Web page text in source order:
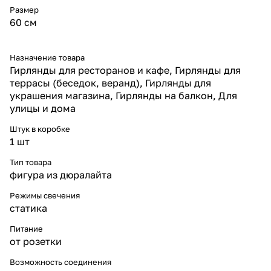
аккуратность на фасадах и в
снегу.
применения.
* Соединяемость —
возможность объединять
снежинки в большие
композиции.
* Срок службы светодиодов до
энергопотребление.
Надёжность и защита
создана для эксплуатации в
российских климатических
снегу, дождю и перепадам
температур, сохраняя яркость
морозах. Прочная конструкция
и качественные материалы
обеспечивают безопасность и
долгий срок службы.
Размер
60 см
Назначение товара
Гирлянды для ресторанов и кафе, Гирлянды для
террасы (беседок, веранд), Гирлянды для
украшения магазина, Гирлянды на балкон, Для
улицы и дома
Штук в коробке
1 шт
Тип товара
фигура из дюралайта
Режимы свечения
статика
Питание
от розетки
Возможность соединения